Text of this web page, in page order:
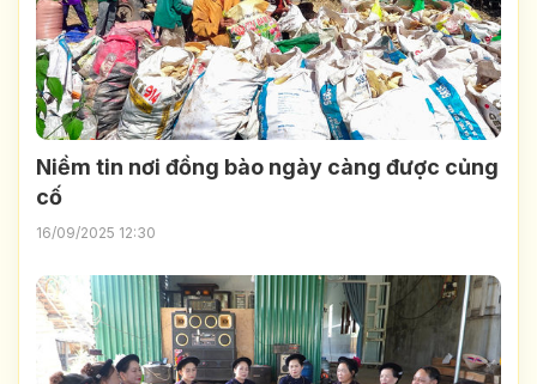
Niềm tin nơi đồng bào ngày càng được củng
cố
16/09/2025 12:30